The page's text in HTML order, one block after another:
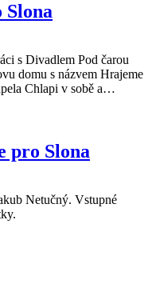
Slona
s Divadlem Pod čarou
domu s názvem Hrajeme
Chlapi v sobě a…
pro Slona
Netučný. Vstupné